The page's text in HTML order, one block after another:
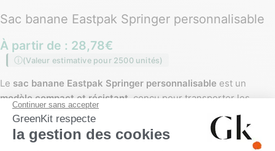
Sac banane Eastpak Springer personnalisable
À partir de : 28,78€
(Valeur estimative pour 2500 unités)
Le sac banane Eastpak Springer personnalisable est un
modèle compact et résistant , conçu pour transporter les
essentiels au quotidien. Léger, fonctionnel et facile à porter, il
constitue unsupport textile idéal pour la personnalisation
environnement B2B.